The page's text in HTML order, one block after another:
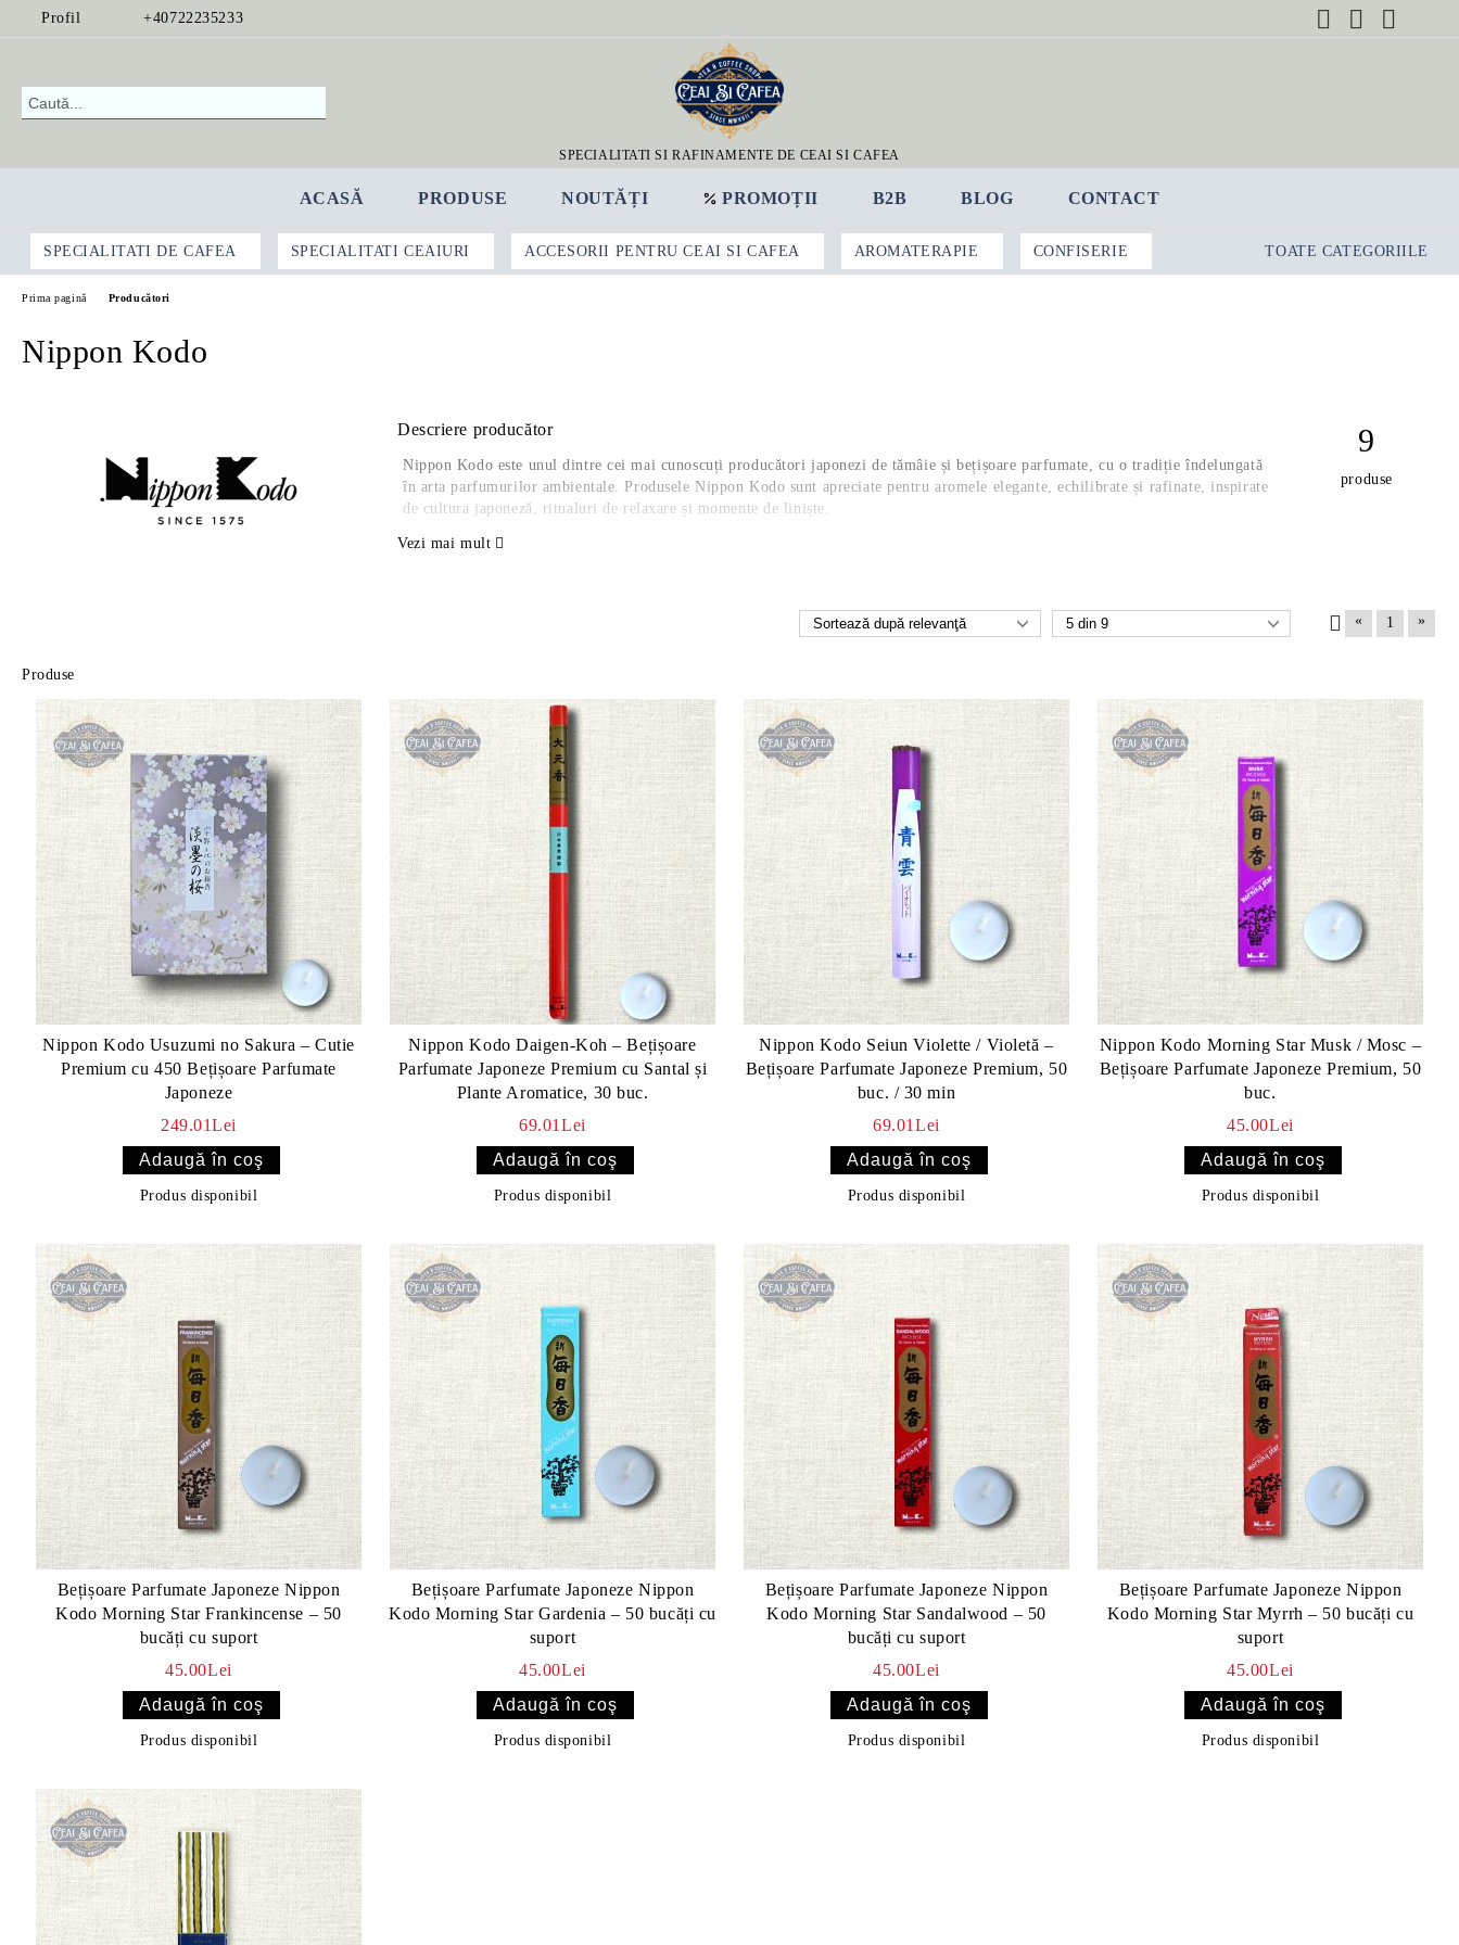
Profil +40722235233
SPECIALITATI SI RAFINAMENTE DE CEAI SI CAFEA
ACASĂ PRODUSE NOUTĂȚI PROMOȚII B2B BLOG CONTACT
SPECIALITATI DE CAFEA SPECIALITATI CEAIURI ACCESORII PENTRU CEAI SI CAFEA AROMATERAPIE CONFISERIE TOATE CATEGORIILE
Prima pagină Producători
Nippon Kodo
Descriere producător
Nippon Kodo este unul dintre cei mai cunoscuți producători japonezi de tămâie și bețișoare parfumate, cu o tradiție îndelungată
în arta parfumurilor ambientale. Produsele Nippon Kodo sunt apreciate pentru aromele elegante, echilibrate și rafinate, inspirate
de cultura japoneză, ritualuri de relaxare și momente de liniște.
Vezi mai mult
9
produse
« 1 »
Produse
Nippon Kodo Usuzumi no Sakura – Cutie
Premium cu 450 Bețișoare Parfumate
Japoneze
249.01Lei
Produs disponibil
Nippon Kodo Daigen-Koh – Bețișoare
Parfumate Japoneze Premium cu Santal și
Plante Aromatice, 30 buc.
69.01Lei
Produs disponibil
Nippon Kodo Seiun Violette / Violetă –
Bețișoare Parfumate Japoneze Premium, 50
buc. / 30 min
69.01Lei
Produs disponibil
Nippon Kodo Morning Star Musk / Mosc –
Bețișoare Parfumate Japoneze Premium, 50
buc.
45.00Lei
Produs disponibil
Bețișoare Parfumate Japoneze Nippon
Kodo Morning Star Frankincense – 50
bucăți cu suport
45.00Lei
Produs disponibil
Bețișoare Parfumate Japoneze Nippon
Kodo Morning Star Gardenia – 50 bucăți cu
suport
45.00Lei
Produs disponibil
Bețișoare Parfumate Japoneze Nippon
Kodo Morning Star Sandalwood – 50
bucăți cu suport
45.00Lei
Produs disponibil
Bețișoare Parfumate Japoneze Nippon
Kodo Morning Star Myrrh – 50 bucăți cu
suport
45.00Lei
Produs disponibil